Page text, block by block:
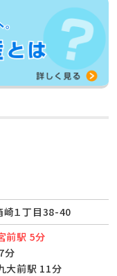
崎１丁目38-40
前駅 5分
分
大前駅 11分